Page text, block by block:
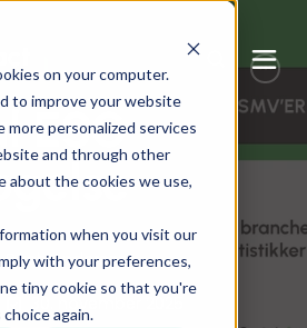
on your computer.
to improve your website
more personalized services
and through other
about the cookies we use,
when you visit our
with your preferences,
tiny cookie so that you're
again.
ESG
Bach Andersen
30. november 2025